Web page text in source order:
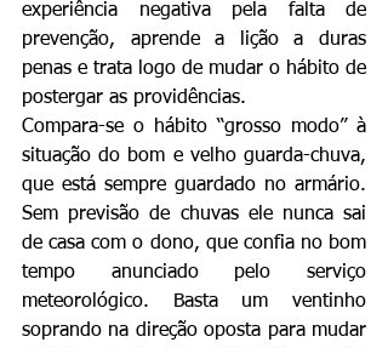
experiência negativa pela falta de
prevenção, aprende a lição a duras
penas e trata logo de mudar o hábito de
postergar as providências.
Compara-se o hábito “grosso modo” à
situação do bom e velho guarda-chuva,
que está sempre guardado no armário.
Sem previsão de chuvas ele nunca sai
de casa com o dono, que confia no bom
tempo anunciado pelo serviço
meteorológico. Basta um ventinho
soprando na direção oposta para mudar